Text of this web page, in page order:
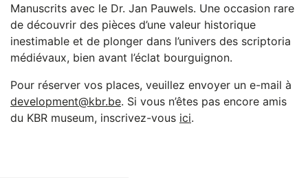
Manuscrits avec le Dr. Jan Pauwels. Une occasion rare
de découvrir des pièces d’une valeur historique
inestimable et de plonger dans l’univers des scriptoria
médiévaux, bien avant l’éclat bourguignon.
Pour réserver vos places, veuillez envoyer un e-mail à
development@kbr.be. Si vous n’êtes pas encore amis
du KBR museum, inscrivez-vous ici.